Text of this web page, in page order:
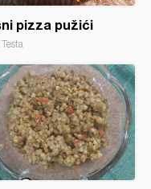
pizza pužići